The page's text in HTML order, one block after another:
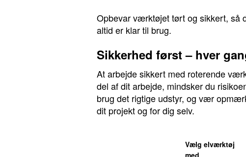
Opbevar værktøjet tørt og sikkert, så
altid er klar til brug.
Sikkerhed først – hver
At arbejde sikkert med roterende
del af dit arbejde, mindsker du
brug det rigtige udstyr, og vær
dit projekt og for dig selv.
Vælg elværktøj
med